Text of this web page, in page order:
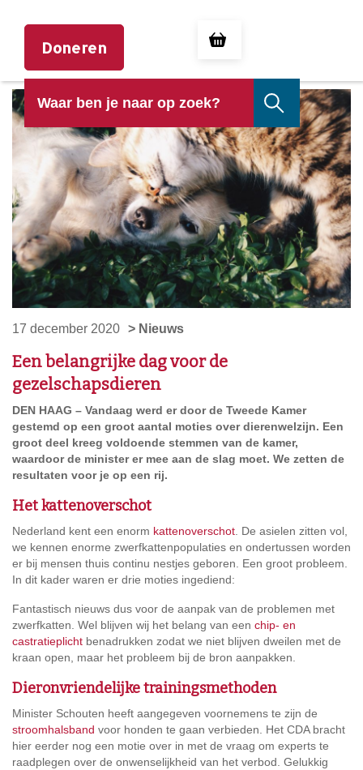
Doneren
17 december 2020 > Nieuws
Een belangrijke dag voor de
gezelschapsdieren
DEN HAAG – Vandaag werd er door de Tweede Kamer
gestemd op een groot aantal moties over dierenwelzijn. Een
groot deel kreeg voldoende stemmen van de kamer,
waardoor de minister er mee aan de slag moet. We zetten de
resultaten voor je op een rij.
Het kattenoverschot
Nederland kent een enorm kattenoverschot. De asielen zitten vol,
we kennen enorme zwerfkattenpopulaties en ondertussen worden
er bij mensen thuis continu nestjes geboren. Een groot probleem.
In dit kader waren er drie moties ingediend:
Fantastisch nieuws dus voor de aanpak van de problemen met
zwerfkatten. Wel blijven wij het belang van een chip- en
castratieplicht benadrukken zodat we niet blijven dweilen met de
kraan open, maar het probleem bij de bron aanpakken.
Dieronvriendelijke trainingsmethoden
Minister Schouten heeft aangegeven voornemens te zijn de
stroomhalsband voor honden te gaan verbieden. Het CDA bracht
hier eerder nog een motie over in met de vraag om experts te
raadplegen over de onwenselijkheid van het verbod. Gelukkig